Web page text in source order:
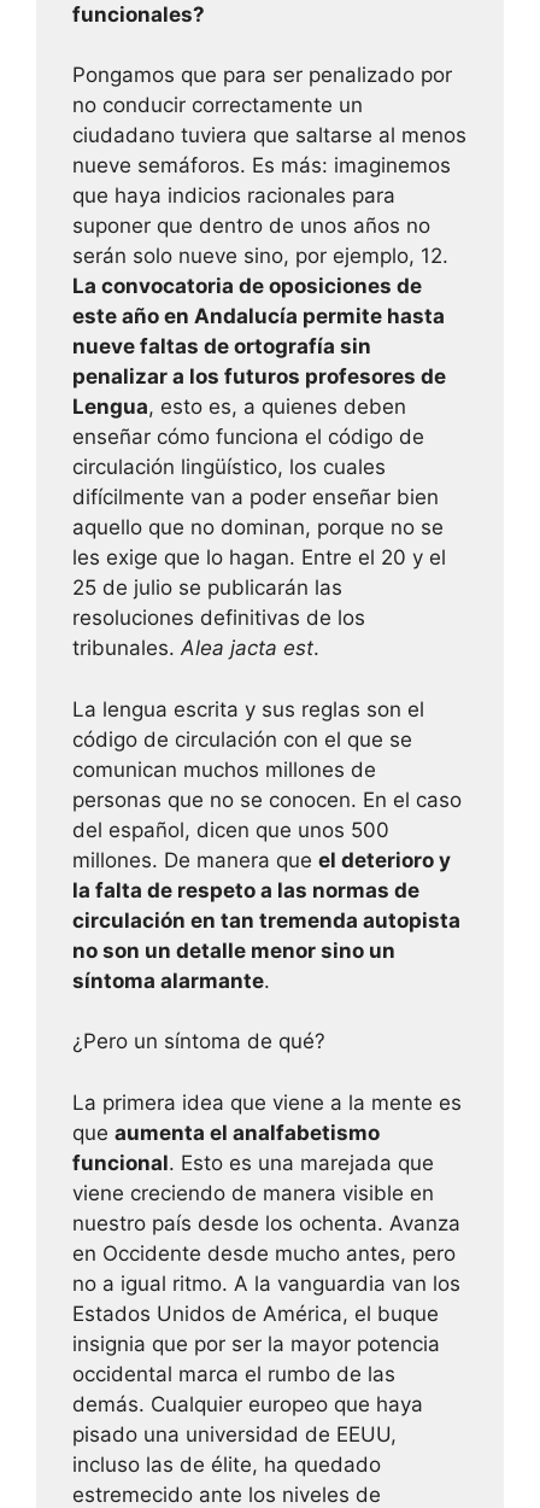
funcionales?
Pongamos que para ser penalizado por
no conducir correctamente un
ciudadano tuviera que saltarse al menos
nueve semáforos. Es más: imaginemos
que haya indicios racionales para
suponer que dentro de unos años no
serán solo nueve sino, por ejemplo, 12.
La convocatoria de oposiciones de
este año en Andalucía permite hasta
nueve faltas de ortografía sin
penalizar a los futuros profesores de
Lengua, esto es, a quienes deben
enseñar cómo funciona el código de
circulación lingüístico, los cuales
difícilmente van a poder enseñar bien
aquello que no dominan, porque no se
les exige que lo hagan. Entre el 20 y el
25 de julio se publicarán las
resoluciones definitivas de los
tribunales.Alea jacta est.
La lengua escrita y sus reglas son el
código de circulación con el que se
comunican muchos millones de
personas que no se conocen. En el caso
del español, dicen que unos 500
millones. De manera que el deterioro y
la falta de respeto a las normas de
circulación en tan tremenda autopista
no son un detalle menor sino un
síntoma alarmante.
¿Pero un síntoma de qué?
La primera idea que viene a la mente es
que aumenta el analfabetismo
funcional. Esto es una marejada que
viene creciendo de manera visible en
nuestro país desde los ochenta. Avanza
en Occidente desde mucho antes, pero
no a igual ritmo. A la vanguardia van los
Estados Unidos de América, el buque
insignia que por ser la mayor potencia
occidental marca el rumbo de las
demás. Cualquier europeo que haya
pisado una universidad de EEUU,
incluso las de élite, ha quedado
estremecido ante los niveles de